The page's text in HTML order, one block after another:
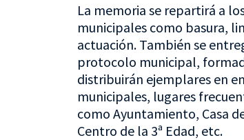
La memoria se repartirá a
municipales como basura,
actuación. También se
protocolo municipal,
distribuirán ejemplares en
municipales, lugares
como Ayuntamiento, Casa
Centro de la 3ª Edad, etc.